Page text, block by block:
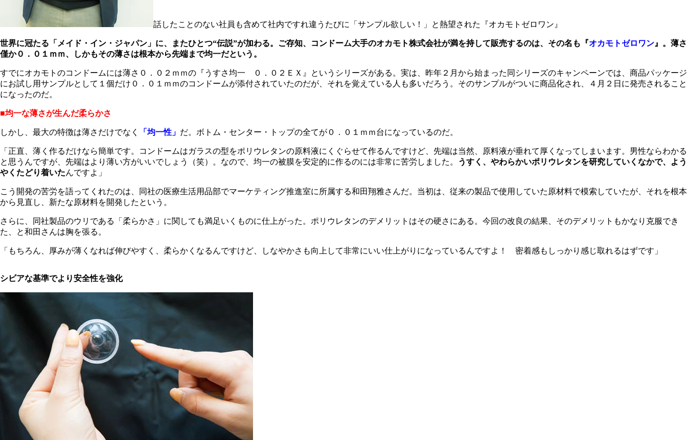
話したことのない社員も含めて社内ですれ違うたびに「サンプル欲しい！」と熱望された『オカモトゼロワン』
世界に冠たる 「メイド・イン・ジャパン」に、またひとつ“伝説”が加わる。 ご存知、コンドーム大手のオカモト株式会社が満を持して販売するのは、その名も『オカモトゼロ ワン 』。薄さ
僅か０．０１ｍｍ、しかもその薄さは根本から先端まで均一だという。
すでにオカモトのコンドームには薄さ０．０２ｍｍの『うすさ均一 ０．０２ＥＸ』というシリーズがある。実は、昨年２月から始まった同シリーズのキャンペーンでは、商品パッケージ
にお試し用サンプルとして１個だけ０．０１ｍｍのコンドームが添付されていたのだが、それを覚えている人も多いだろう。そのサンプルがついに商品化され、４月２日に発売されること
になったのだ。
■均一な薄さが生んだ柔らかさ
しかし、最大の特徴は薄さだけでなく 「均一性」 だ。ボトム・センター・トップの全てが０．０１ｍｍ台になっているのだ。
「正直、薄く作るだけなら簡単です。コンドームはガラスの型をポリウレタンの原料液にくぐらせて作るんですけど、先端は当然、原料液が垂れて厚くなってしまいます。男性ならわかる
と思うんですが、先端はより薄い方がいいでしょう（笑）。なので、均一の被膜を安定的に作るのには非常に苦労しました。
うすく、やわらかいポリウレタンを研究していくなかで、よう
やくたどり着いたんですよ」
こう開発の苦労を語ってくれたのは、同社の医療生活用品部でマーケティング推進室に所属する和田翔雅さんだ。当初は、従来の製品で使用していた原材料で模索していたが、それを根本
から見直し、新たな原材料を開発したという。
さらに、同社製品のウリである「柔らかさ」に関しても満足いくものに仕上がった。ポリウレタンのデメリットはその硬さにある。今回の改良の結果、そのデメリットもかなり克服でき
た、と和田さんは胸を張る。
「もちろん、厚みが薄くなれば伸びやすく、柔らかくなるんですけど、しなやかさも向上して非常にいい仕上がりになっているんですよ！ 密着感もしっかり感じ取れるはずです」
シビアな基準でより安全性を強化